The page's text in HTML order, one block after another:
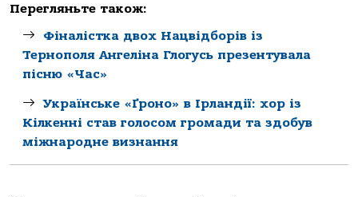
Перегляньте також:
Фіналістка двох Нацвідборів із
Тернополя Ангеліна Глогусь презентувала
пісню «Час»
Українське «Ґроно» в Ірландії: хор із
Кілкенні став голосом громади та здобув
міжнародне визнання